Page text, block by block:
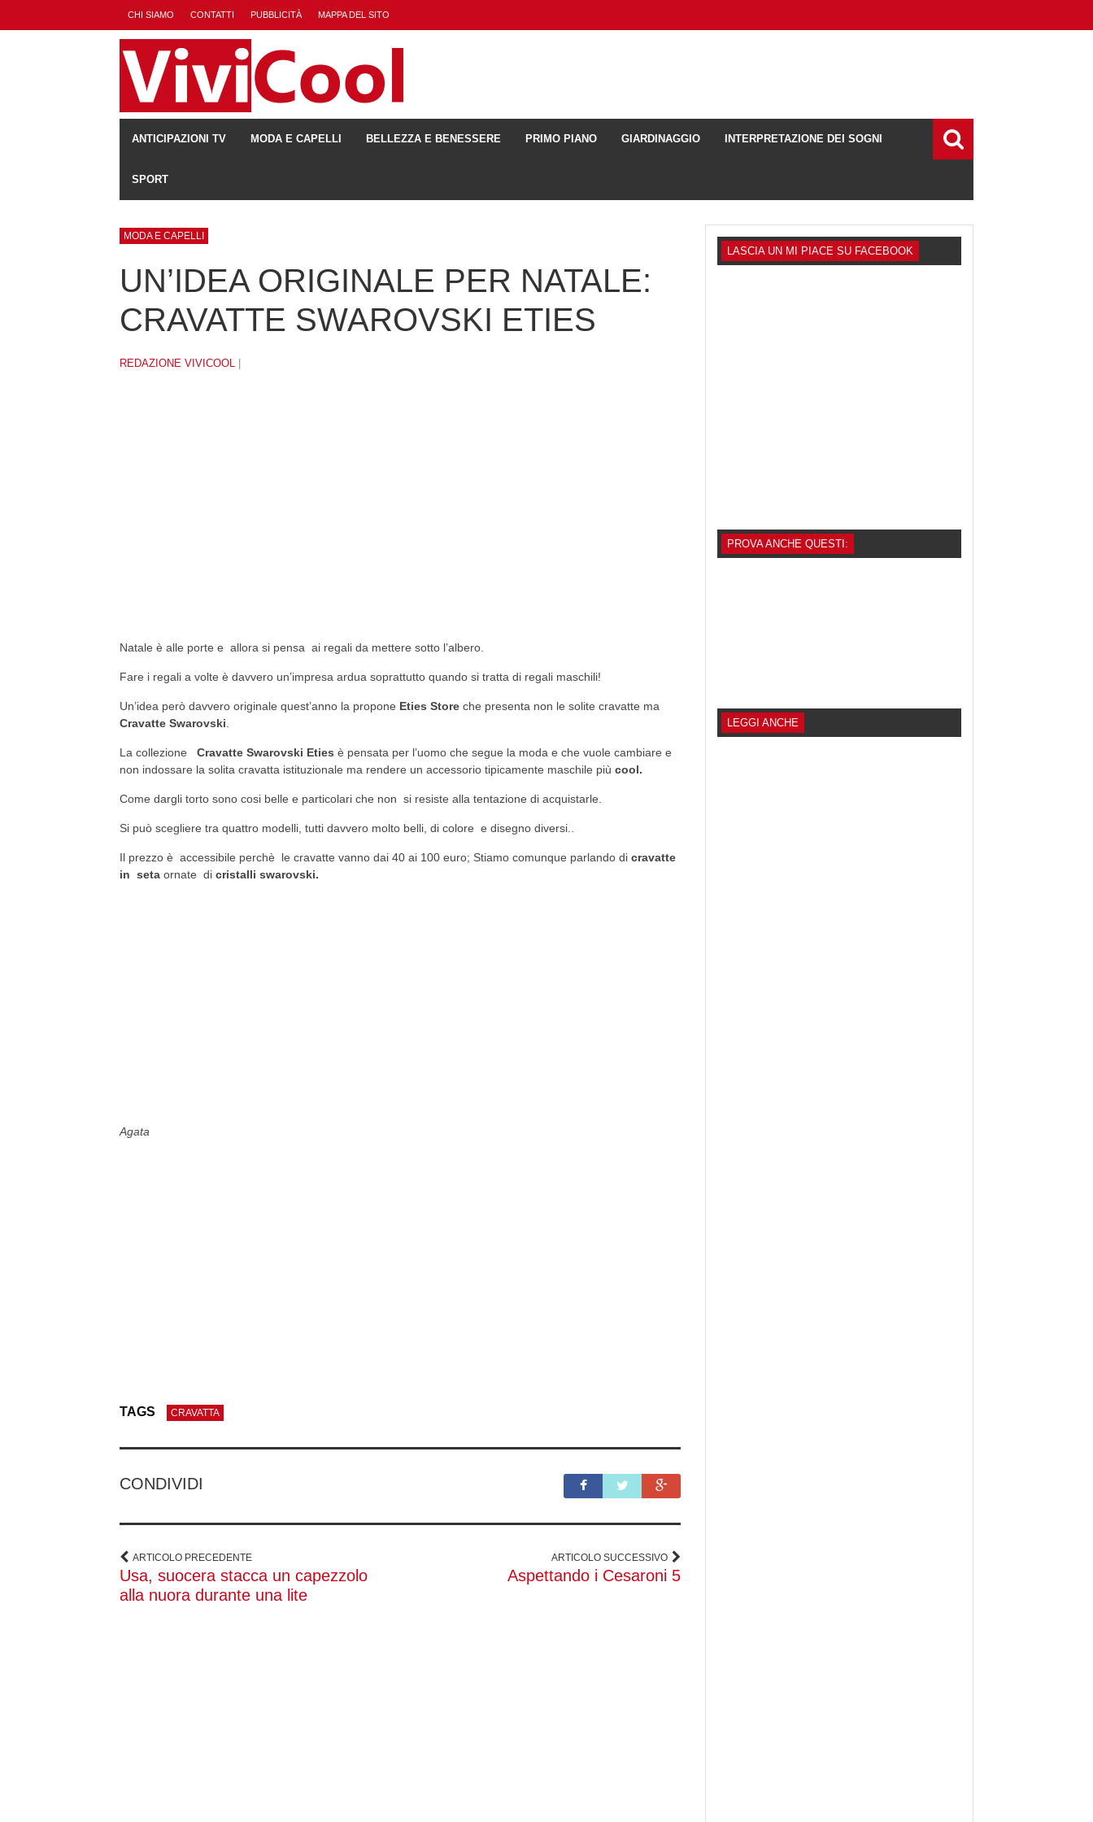
CHI SIAMO CONTATTI PUBBLICITÀ MAPPA DEL SITO
ANTICIPAZIONI TV MODA E CAPELLI BELLEZZA E BENESSERE PRIMO PIANO GIARDINAGGIO INTERPRETAZIONE DEI SOGNI
SPORT
MODA E CAPELLI
UN’IDEA ORIGINALE PER NATALE:
CRAVATTE SWAROVSKI ETIES
REDAZIONE VIVICOOL
Natale è alle porte e allora si pensa ai regali da mettere sotto l’albero.
Fare i regali a volte è davvero un’impresa ardua soprattutto quando si tratta di regali maschili!
Un’idea però davvero originale quest’anno la propone Eties Store che presenta non le solite cravatte ma
Cravatte Swarovski
La collezione Cravatte Swarovski Eties è pensata per l’uomo che segue la moda e che vuole cambiare e
non indossare la solita cravatta istituzionale ma rendere un accessorio tipicamente maschile più cool.
Come dargli torto sono cosi belle e particolari che non si resiste alla tentazione di acquistarle.
Si può scegliere tra quattro modelli, tutti davvero molto belli, di colore e disegno diversi..
Il prezzo è accessibile perchè le cravatte vanno dai 40 ai 100 euro; Stiamo comunque parlando di cravatte
in seta ornate di cristalli swarovski.
Agata
TAGS CRAVATTA
CONDIVIDI
ARTICOLO PRECEDENTE
Usa, suocera stacca un capezzolo
alla nuora durante una lite
ARTICOLO SUCCESSIVO
Aspettando i Cesaroni 5
LASCIA UN MI PIACE SU FACEBOOK
PROVA ANCHE QUESTI:
LEGGI ANCHE